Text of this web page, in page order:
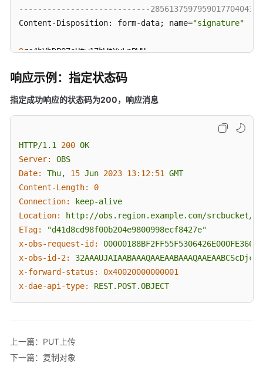
（此
文
下
线，
请
查
阅
用
指
用
户
指
盟
区
----------------------------285613759795901770404350
Content-Disposition: form-data; name="signature"
9
Content-Disposition: form-data; name=
----------------------------285613759795901770404350
200
----------------------------285613759795901770404350
Content-Disposition: form-data; name=
Content-Type: text/plain
----------------------------285613759795901770404350
Content-Disposition: form-data; name="submit"
----------------------------
响应示例：指定状态码
指定成功响应的状态码为200，响应消息
HTTP/1.1 200 OK
Server:
OBS
Date:
Thu, 15 Jun 2023 13:12:51 GMT
Content-Length:
0
Connection:
keep-alive
Location:
http://obs.region.example.com/srcbucket/
ETag:
"d41d8cd98f00b204e9800998ecf8427e"
x-obs-request-id:
00000188BF2FF55F5306426E000FE366
x-obs-id-2:
x-forward-status:
0x40020000000001
x-dae-api-type:
REST.POST.OBJECT
上一篇：PUT上传
下一篇：复制对象